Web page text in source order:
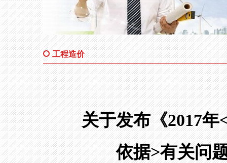
工程造价
关于发布《2017年
依据>有关问